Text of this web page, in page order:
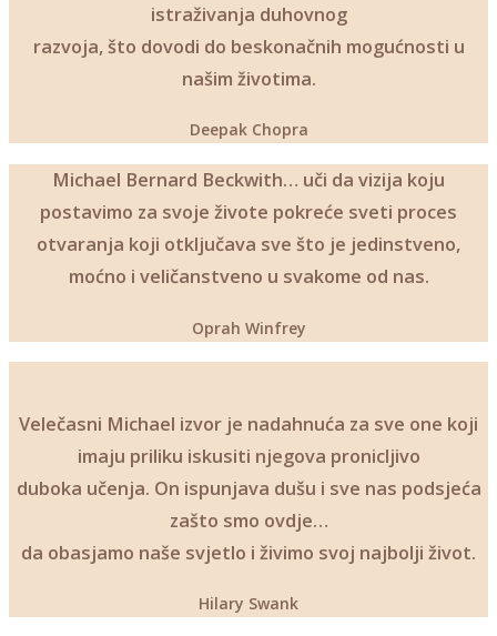
istraživanja duhovnog
razvoja, što dovodi do beskonačnih mogućnosti u
našim životima.
Deepak Chopra
Michael Bernard Beckwith… uči da vizija koju
postavimo za svoje živote pokreće sveti proces
otvaranja koji otključava sve što je jedinstveno,
moćno i veličanstveno u svakome od nas.
Oprah Winfrey
Velečasni Michael izvor je nadahnuća za sve one koji
imaju priliku iskusiti njegova pronicljivo
duboka učenja. On ispunjava dušu i sve nas podsjeća
zašto smo ovdje…
da obasjamo naše svjetlo i živimo svoj najbolji život.
Hilary Swank